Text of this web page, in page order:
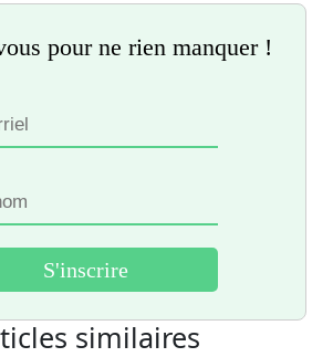
pour ne rien manquer !
similaires